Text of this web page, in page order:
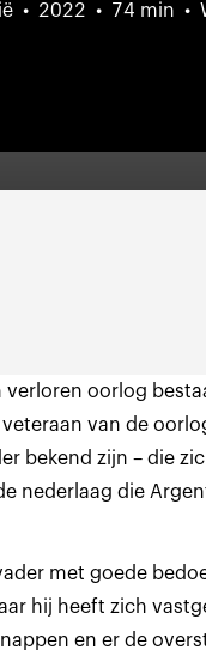
2022 74 min
oorlog
van de
bekend zijn – die
nederlaag die
met goede
hij heeft zich
en er de